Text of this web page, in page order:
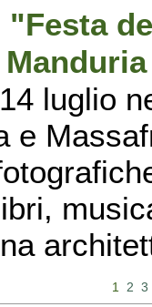
"Festa
luglio
e
1 2 3